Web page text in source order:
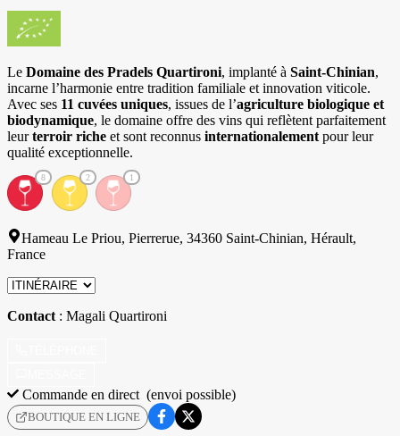
Le Domaine des Pradels Quartironi, implanté à Saint-Chinian,
incarne l’harmonie entre tradition familiale et innovation viticole.
Avec ses 11 cuvées uniques, issues de l’agriculture biologique et
biodynamique, le domaine offre des vins qui reflètent parfaitement
leurterroir riche et sont reconnus internationalement pour leur
qualité exceptionnelle.
8 2 1
Hameau Le Priou, Pierrerue, 34360 Saint-Chinian, Hérault,
France
Contact : Magali Quartironi
Commande en direct (envoi possible)
BOUTIQUE EN LIGNE